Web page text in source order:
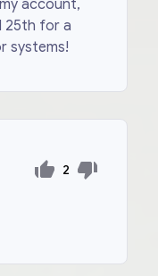
account,
25th for a
systems!
2